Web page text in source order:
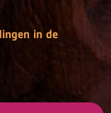
in de